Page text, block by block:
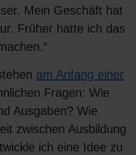
Mein Geschäft hat
Früher hatte ich das
am Anfang einer
Fragen: Wie
Ausgaben? Wie
zwischen Ausbildung
ich eine Idee zu